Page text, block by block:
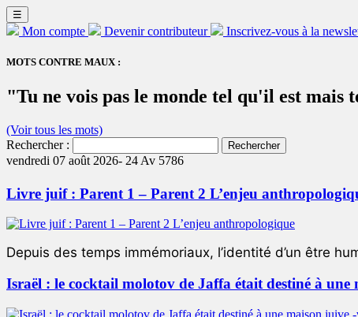
☰
Mon compte Devenir contributeur Inscrivez-vous à la
MOTS CONTRE MAUX :
"Tu ne vois pas le monde tel qu'il est mais
(Voir tous les mots)
Rechercher :
vendredi 07 août 2026- 24 Av 5786
Livre juif : Parent 1 – Parent 2 L’enjeu
Depuis des temps immémoriaux, l’identité d’un être
Israël : le cocktail molotov de Jaffa était destiné à une